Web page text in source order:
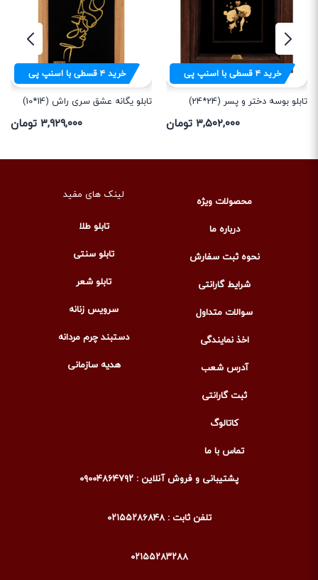
خرید۴قسطی با اسنپ پی
تابلو بوسه دختر و پسر (24*24)
۳,۵۰۲,۰۰۰ تومان
خرید۴قسطی با اسنپ پی
تابلو یگانه عشق سری راش (14*10)
۳,۹۲۹,۰۰۰ تومان
محصولات ویژه
درباره ما
نحوه ثبت سفارش
شرایط گارانتی
سوالات متداول
اخذ نمایندگی
آدرس شعب
ثبت گارانتی
کاتالوگ
تماس با ما
لینک های مفید
تابلو طلا
تابلو سنتی
تابلو شعر
سرویس زنانه
دستبند چرم مردانه
هدیه سازمانی
پشتیبانی و فروش آنلاین : ۰۹۰۰۴۸۶۴۷۹۲
تلفن ثابت : ۰۲۱۵۵۲۸۶۸۴۸
۰۲۱۵۵۲۸۳۲۸۸